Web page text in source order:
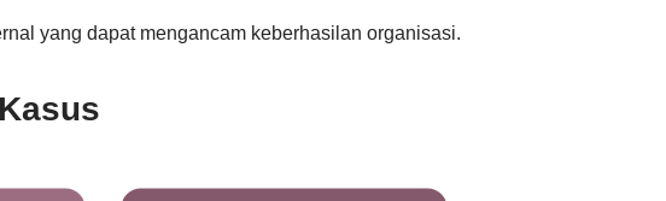
yang dapat mengancam keberhasilan organisasi.